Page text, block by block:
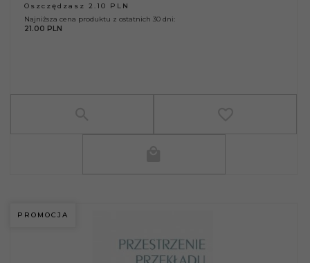
Oszczędzasz 2.10 PLN
Najniższa cena produktu z ostatnich 30 dni:
21.00 PLN
PROMOCJA